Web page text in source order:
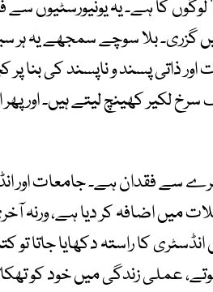
لوگوں کا ہے۔ یہ یونیورسٹیوں
گزری۔ بلا سوچے سمجھے یہ
اور ذاتی پسند و ناپسند کی
لکیر کھینچ لیتے ہیں۔ اور
سے فقدان ہے۔ جامعات اور
میں اضافہ کر دیا ہے، ورنہ
کا راستہ دکھایا جاتا تو
عملی زندگی میں خود کو